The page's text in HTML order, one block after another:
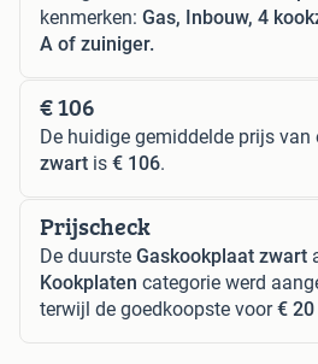
kenmerken: Gas, Inbouw, 4
A of zuiniger.
€ 106
De huidige gemiddelde prijs van
zwart is € 106.
Prijscheck
De duurste Gaskookplaat zwart
Kookplaten categorie werd
terwijl de goedkoopste voor€ 20